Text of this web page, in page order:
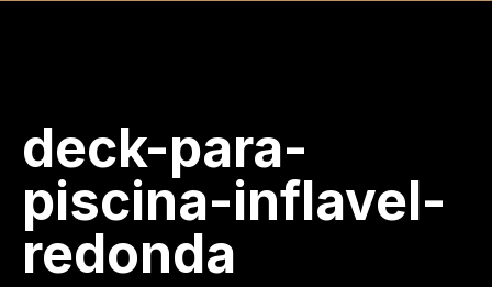
deck-para-
piscina-inflavel-
redonda